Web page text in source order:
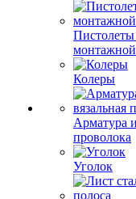
Пистолеты
Колеры
Арматура
проволока
Уголок